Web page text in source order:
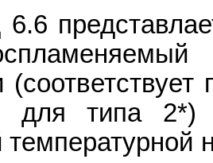
для типа 2*)
температурной